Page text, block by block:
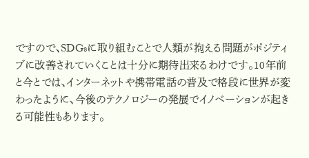
ですので、SDGsに取り組むことで人類が抱える問題がポジティ
ブに改善されていくことは十分に期待出来るわけです。10年前
と今とでは、インターネットや携帯電話の普及で格段に世界が変
わったように、今後のテクノロジーの発展でイノベーションが起き
る可能性もあります。